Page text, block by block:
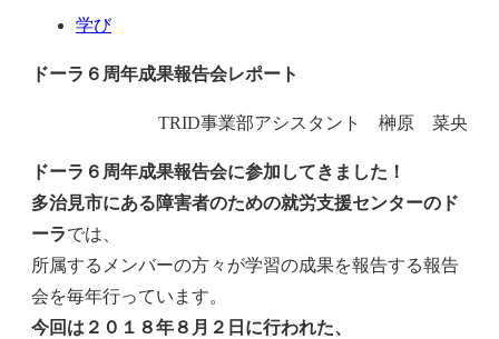
学び
ドーラ６周年成果報告会レポート
TRID事業部アシスタント 榊原 菜央
ドーラ６周年成果報告会に参加してきました！
多治見市にある障害者のための就労支援センターのド
ーラでは、
所属するメンバーの方々が学習の成果を報告する報告
会を毎年行っています。
今回は２０１８年８月２日に行われた、